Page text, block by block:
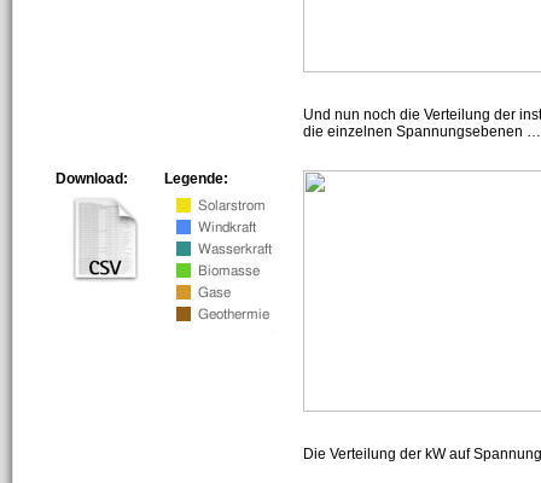
Und nun noch die Verteilung der
die einzelnen Spannungsebenen
Legende:
Download:
Die Verteilung der kW auf